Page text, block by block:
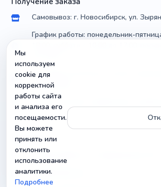
Самовывоз: г. Новосибирск, ул.
График работы: понедельник-
Доставка по России почтой и
компаниями
Можно уточнить параметры и
Контакты
г. Новосибирск, ул. Зыряновская 119
info@radiobuy.ru
Мы
используем
cookie для
корректной
работы сайта
и анализа его
посещаемости.
Вы можете
принять или
отклонить
использование
аналитики.
Подробнее